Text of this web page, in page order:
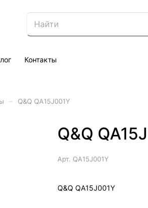
Контакты
Q&Q QA15J001Y
Q&Q
Арт. QA15J001Y
Q&Q QA15J001Y